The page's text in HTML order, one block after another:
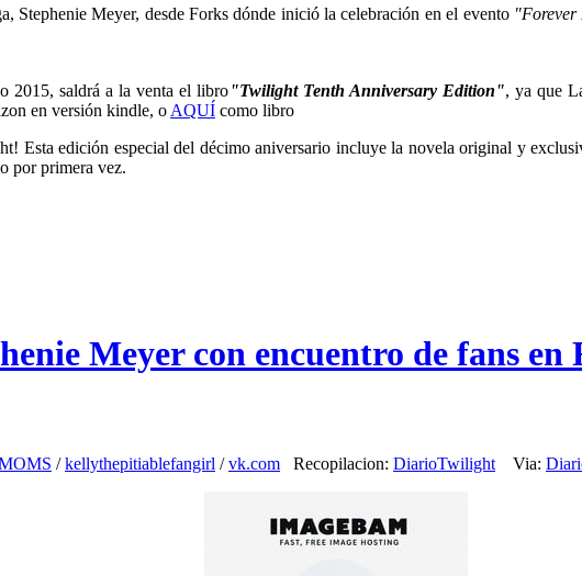
Stephenie Meyer, desde Forks dónde inició la celebración en el evento
2015, saldrá a la venta el libro"Twilight Tenth Anniversary Edition", ya que
en versión kindle, o AQUÍ como libro
Esta edición especial del décimo aniversario incluye la novela original y
por primera vez.
Meyer con encuentro de fans en
/kellythepitiablefangirl /vk.com Recopilacion: DiarioTwilight Via: